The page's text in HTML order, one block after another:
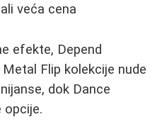
veća cena
efekte, Depend
Flip kolekcije nude
dok Dance
opcije.